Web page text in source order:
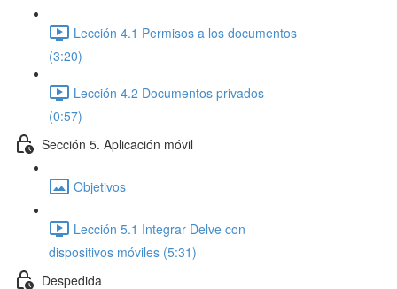
Lección 4.1 Permisos a los documentos
(3:20)
Lección 4.2 Documentos privados
(0:57)
Sección 5. Aplicación móvil
Objetivos
Lección 5.1 Integrar Delve con
dispositivos móviles (5:31)
Despedida